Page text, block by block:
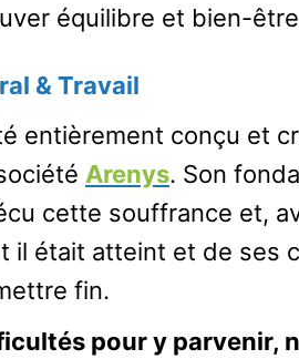
équilibre et bien-
& Travail
entièrement conçu et
Arenys. Son
cette souffrance et,
était atteint et de ses
fin.
pour y parvenir,